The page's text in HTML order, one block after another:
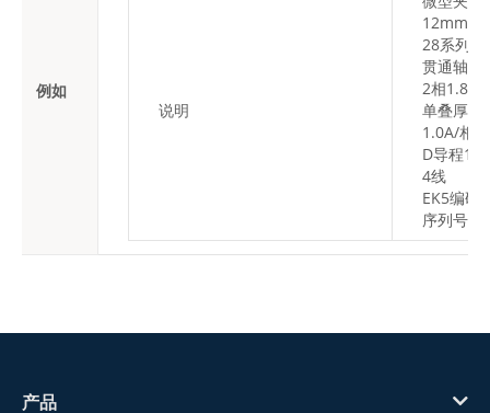
例如
说明
12mm行
28系列
贯通轴式
2相1.8°
单叠厚
1.0A/相
D导程
4线
EK5编码
序列号
产品